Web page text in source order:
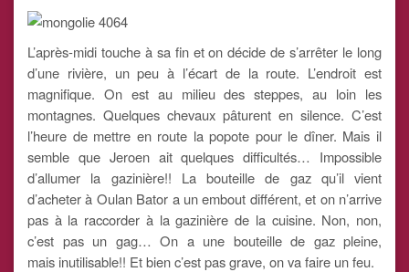
L’après-midi touche à sa fin et on décide de s’arrêter le long
d’une rivière, un peu à l’écart de la route. L’endroit est
magnifique. On est au milieu des steppes, au loin les
montagnes. Quelques chevaux pâturent en silence. C’est
l’heure de mettre en route la popote pour le dîner. Mais il
semble que Jeroen ait quelques difficultés… Impossible
d’allumer la gazinière!! La bouteille de gaz qu’il vient
d’acheter à Oulan Bator a un embout différent, et on n’arrive
pas à la raccorder à la gazinière de la cuisine. Non, non,
c’est pas un gag… On a une bouteille de gaz pleine,
mais inutilisable!! Et bien c’est pas grave, on va faire un feu.